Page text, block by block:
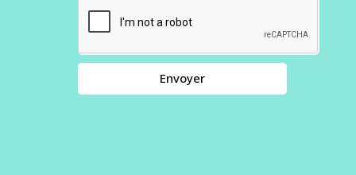
Envoyer